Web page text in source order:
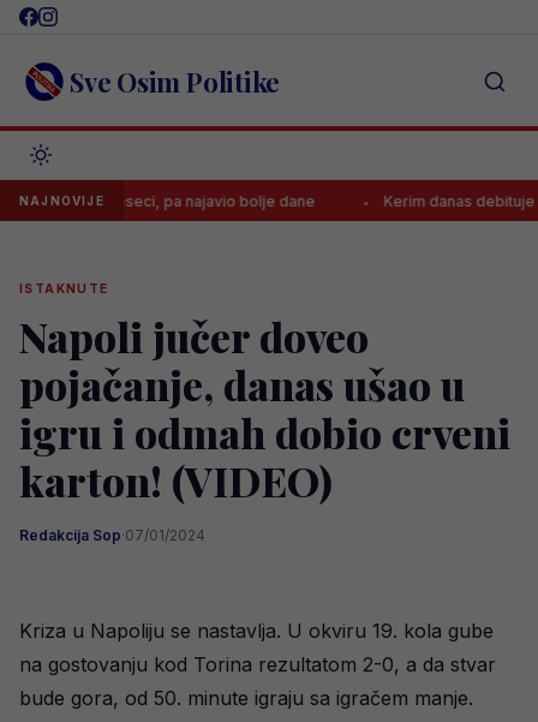
Skip
content Sve Osim Politike
NAJNOVIJE
mjeseci, pa najavio bolje dane Kerim danas debituje za
ISTAKNUTE
Napoli jučer doveo
pojačanje, danas ušao u
igru i odmah dobio crveni
karton! (VIDEO)
Redakcija Sop·07/01/2024
Kriza u Napoliju se nastavlja. U okviru 19. kola gube
na gostovanju kod Torina rezultatom 2-0, a da stvar
bude gora, od 50. minute igraju sa igračem manje.